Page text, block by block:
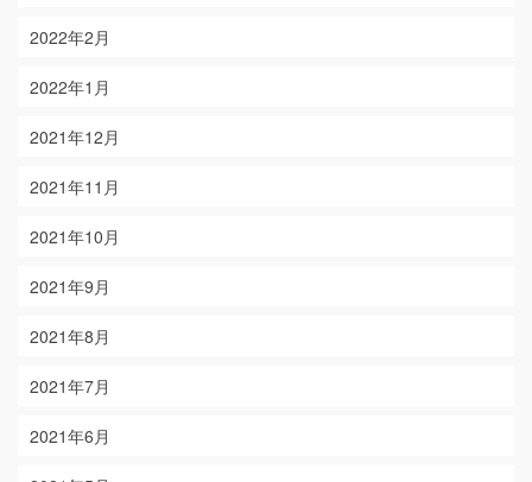
2022年2月
2022年1月
2021年12月
2021年11月
2021年10月
2021年9月
2021年8月
2021年7月
2021年6月